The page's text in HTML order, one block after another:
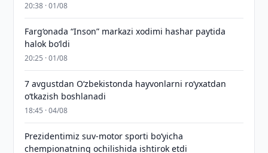
20:38 · 01/08
Farg‘onada “Inson” markazi xodimi hashar paytida
halok bo‘ldi
20:25 · 01/08
7 avgustdan O‘zbekistonda hayvonlarni ro‘yxatdan
o‘tkazish boshlanadi
18:45 · 04/08
Prezidentimiz suv-motor sporti bo‘yicha
chempionatning ochilishida ishtirok etdi